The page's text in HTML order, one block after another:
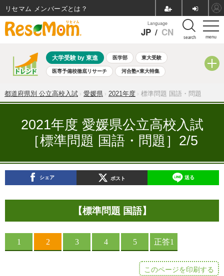
menu
Language
JP / CN search
大学受験 by 東進 医学部 東大受験
医専予備校徹底リサーチ 河合塾×東大特集
共通テスト 夏休み 8月開催学校説明会・相談会
自由研究教材（小学生向け） 自由研究教材（中学生向け）
ランキング
都道府県別 公立高校入試 愛媛県 2021年度 標準問題 国語・問題
2021年度 愛媛県公立高校入試
［標準問題 国語・問題］2/5
シェア ポスト 送る
【標準問題 国語】
このページを印刷する
リセマム メンバーズ